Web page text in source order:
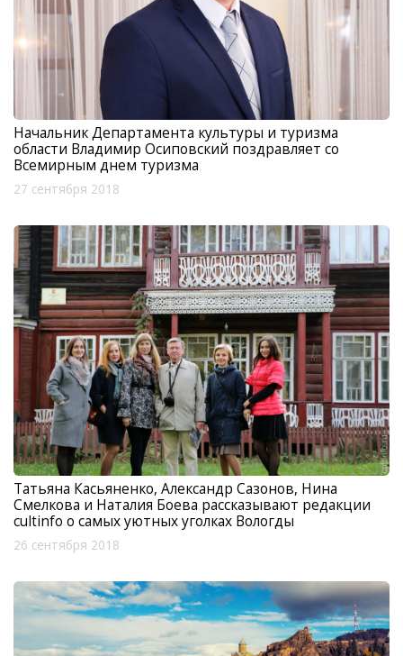
Начальник Департамента культуры и туризма
области Владимир Осиповский поздравляет со
Всемирным днем туризма
27 сентября 2018
Татьяна Касьяненко, Александр Сазонов, Нина
Смелкова и Наталия Боева рассказывают редакции
cultinfo о самых уютных уголках Вологды
26 сентября 2018